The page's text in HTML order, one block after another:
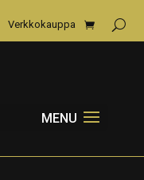
Verkkokauppa